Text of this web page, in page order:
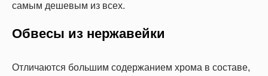
самым дешевым из всех.
Обвесы из нержавейки
Отличаются большим содержанием хрома в составе,